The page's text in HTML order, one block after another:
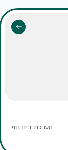
מערכת בית ונוי